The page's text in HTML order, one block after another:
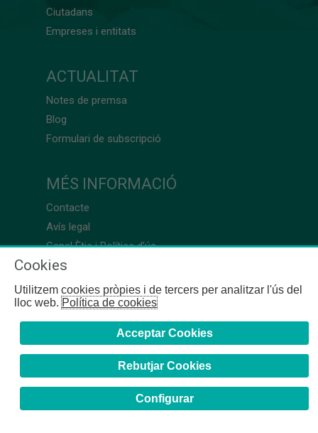
Ciutadans
Empreses i entitats
ACTUALITAT
Notes de premsa
Blog
Formulari de subscripció
MÉS INFORMACIÓ
Contacte
Avís legal
Canal Ètic i Política d’ús
Cookies
Utilitzem cookies pròpies i de tercers per analitzar l'ús del
lloc web.Política de cookies
Acceptar Cookies
Rebutjar Cookies
Configurar